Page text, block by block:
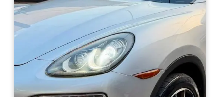
Haz clic aquí